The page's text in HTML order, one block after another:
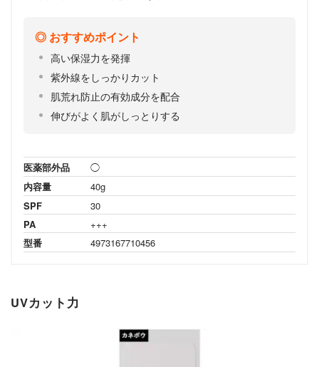
おすすめポイント
高い保湿力を発揮
紫外線をしっかりカット
肌荒れ防止の有効成分を配合
伸びがよく肌がしっとりする
医薬部外品
◯
内容量
40g
SPF
30
PA
+++
型番
4973167710456
UVカット力